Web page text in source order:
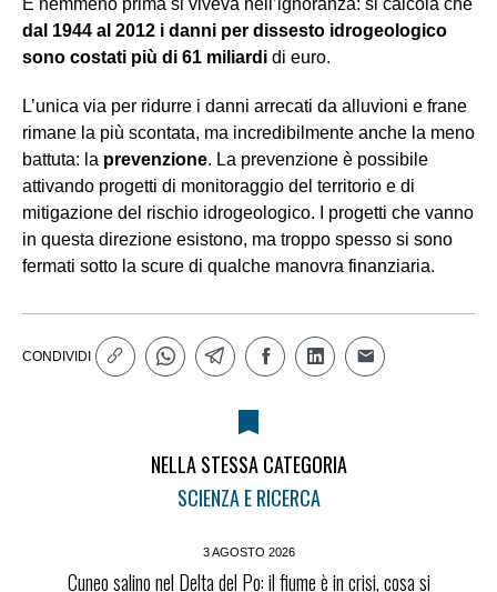
dal 1944 al 2012 i danni per dissesto idrogeologico
sono costati più di 61 miliardi di euro.
L’unica via per ridurre i danni arrecati da alluvioni e frane
rimane la più scontata, ma incredibilmente anche la meno
battuta: la prevenzione. La prevenzione è possibile
attivando progetti di monitoraggio del territorio e di
mitigazione del rischio idrogeologico. I progetti che vanno
in questa direzione esistono, ma troppo spesso si sono
fermati sotto la scure di qualche manovra finanziaria.
CONDIVIDI
NELLA STESSA CATEGORIA
SCIENZA E RICERCA
3 AGOSTO 2026
Cuneo salino nel Delta del Po: il fiume è in crisi, cosa si